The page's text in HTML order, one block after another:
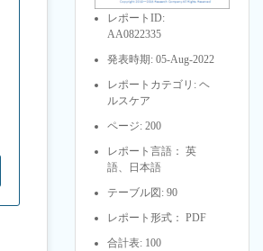
レポートID:
AA0822335
発表時期: 05-Aug-2022
レポートカテゴリ: ヘ
ルスケア
ページ: 200
レポート言語： 英
語、日本語
テーブル図: 90
レポート形式： PDF
合計表: 100